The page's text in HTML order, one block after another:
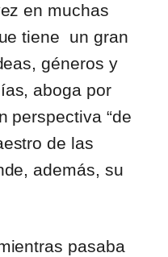
en muchas
tiene un gran
géneros y
aboga por
perspectiva “de
de las
además, su
pasaba